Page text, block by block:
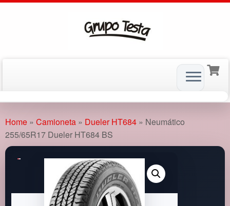
to
content
Home » Camioneta » Dueler HT684 » Neumático
255/65R17 Dueler HT684 BS